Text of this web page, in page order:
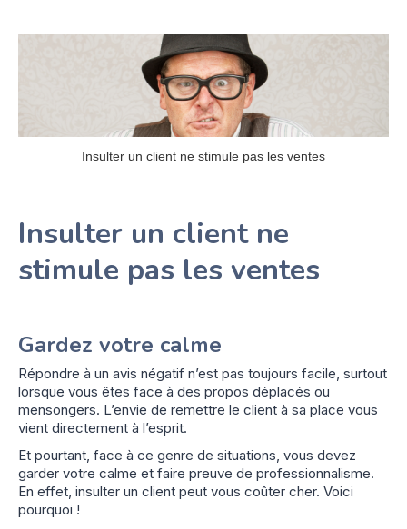
Insulter un client ne stimule pas les ventes
Insulter un client ne
stimule pas les ventes
Gardez votre calme
Répondre à un avis négatif n’est pas toujours facile, surtout
lorsque vous êtes face à des propos déplacés ou
mensongers. L’envie de remettre le client à sa place vous
vient directement à l’esprit.
Et pourtant, face à ce genre de situations, vous devez
garder votre calme et faire preuve de professionnalisme.
En effet, insulter un client peut vous coûter cher. Voici
pourquoi !